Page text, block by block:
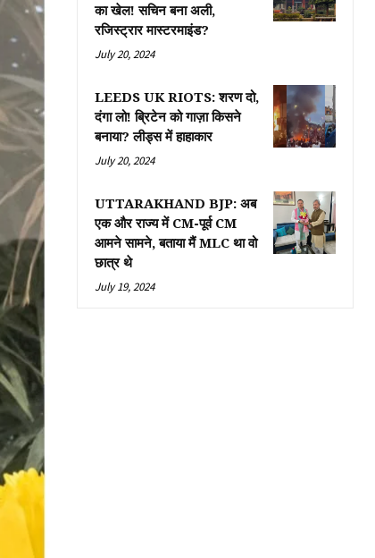
का खेल! सचिन बना अली,
रजिस्ट्रार मास्टरमाइंड?
July 20, 2024
LEEDS UK RIOTS: शरण दो,
दंगा लो! ब्रिटेन को गाज़ा किसने
बनाया? लीड्स में हाहाकार
July 20, 2024
UTTARAKHAND BJP: अब
एक और राज्य में CM-पूर्व CM
आमने सामने, बताया मैं MLC था वो
छात्र थे
July 19, 2024